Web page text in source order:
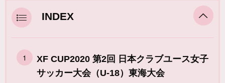
INDEX
XF CUP2020 第2回 日本クラブユース女子
サッカー大会（U-18）東海大会